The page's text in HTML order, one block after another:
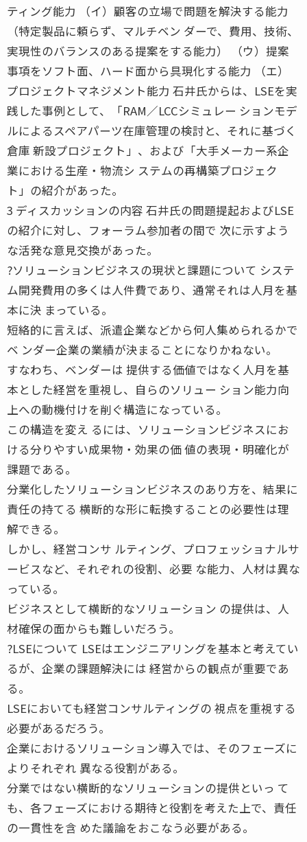
ティング能力 （イ）顧客の立場で問題を解決する能力
（特定製品に頼らず、マルチベン ダーで、費用、技術、
実現性のバランスのある提案をする能力） （ウ）提案
事項をソフト面、ハード面から具現化する能力 （エ）
プロジェクトマネジメント能力 石井氏からは、LSEを実
践した事例として、「RAM／LCCシミュレー ションモデ
ルによるスペアパーツ在庫管理の検討と、それに基づく
倉庫 新設プロジェクト」、および「大手メーカー系企
業における生産・物流シ ステムの再構築プロジェク
ト」の紹介があった。
3 ディスカッションの内容 石井氏の問題提起およびLSE
の紹介に対し、フォーラム参加者の間で 次に示すよう
な活発な意見交換があった。
?ソリューションビジネスの現状と課題について システ
ム開発費用の多くは人件費であり、通常それは人月を基
本に決 まっている。
短絡的に言えば、派遣企業などから何人集められるかで
ベ ンダー企業の業績が決まることになりかねない。
すなわち、ベンダーは 提供する価値ではなく人月を基
本とした経営を重視し、自らのソリュー ション能力向
上への動機付けを削ぐ構造になっている。
この構造を変え るには、ソリューションビジネスにお
ける分りやすい成果物・効果の価 値の表現・明確化が
課題である。
分業化したソリューションビジネスのあり方を、結果に
責任の持てる 横断的な形に転換することの必要性は理
解できる。
しかし、経営コンサ ルティング、プロフェッショナルサ
ービスなど、それぞれの役割、必要 な能力、人材は異な
っている。
ビジネスとして横断的なソリューション の提供は、人
材確保の面からも難しいだろう。
?LSEについて LSEはエンジニアリングを基本と考えてい
るが、企業の課題解決には 経営からの観点が重要であ
る。
LSEにおいても経営コンサルティングの 視点を重視する
必要があるだろう。
企業におけるソリューション導入では、そのフェーズに
よりそれぞれ 異なる役割がある。
分業ではない横断的なソリューションの提供といっ て
も、各フェーズにおける期待と役割を考えた上で、責任
の一貫性を含 めた議論をおこなう必要がある。